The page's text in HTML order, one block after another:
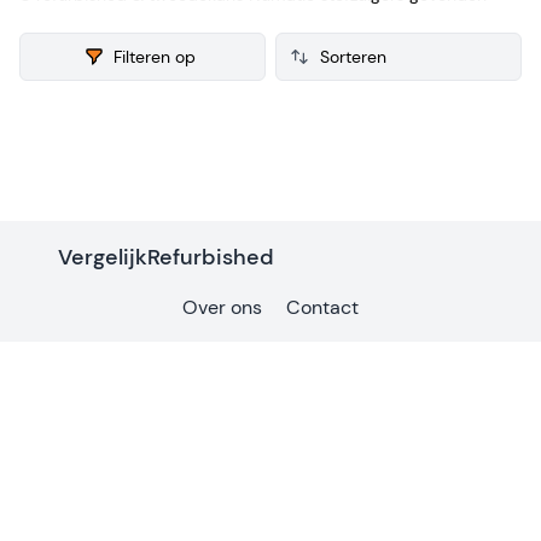
stofzuiger verzamelen we ook consumenten reviews, zodat
je een weloverwogen keuze kunt maken bij je aankoop.
Filteren op
VergelijkRefurbished
Over ons Contact